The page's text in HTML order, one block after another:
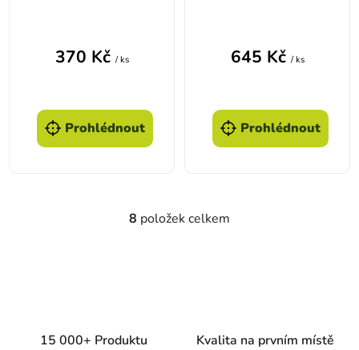
370 Kč / ks
Prohlédnout
645 Kč / ks
Prohlédnout
Ovládací prvky výpisu
8 položek celkem
15 000+ Produktu Kvalita na prvním místě